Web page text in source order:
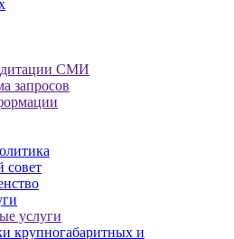
СМИ
запросов
совет
услуги
крупногабаритных и